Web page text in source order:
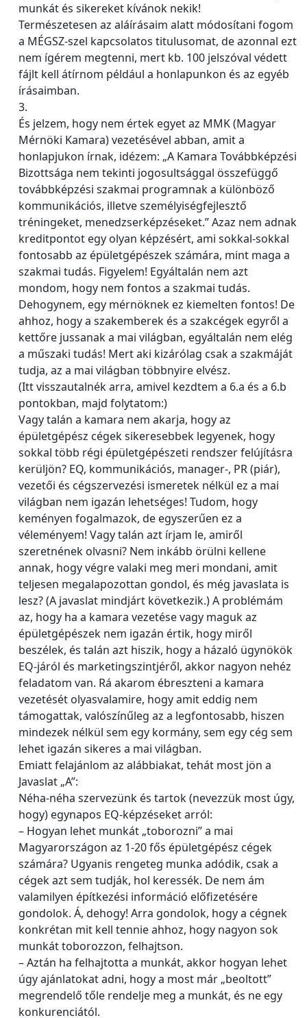
munkát és sikereket kívánok nekik!
Természetesen az aláírásaim alatt módosítani fogom
a MÉGSZ-szel kapcsolatos titulusomat, de azonnal ezt
nem ígérem megtenni, mert kb. 100 jelszóval védett
fájlt kell átírnom például a honlapunkon és az egyéb
írásaimban.
3.
És jelzem, hogy nem értek egyet az MMK (Magyar
Mérnöki Kamara) vezetésével abban, amit a
honlapjukon írnak, idézem: „A Kamara Továbbképzési
Bizottsága nem tekinti jogosultsággal összefüggő
továbbképzési szakmai programnak a különböző
kommunikációs, illetve személyiségfejlesztő
tréningeket, menedzserképzéseket.” Azaz nem adnak
kreditpontot egy olyan képzésért, ami sokkal-sokkal
fontosabb az épületgépészek számára, mint maga a
szakmai tudás. Figyelem! Egyáltalán nem azt
mondom, hogy nem fontos a szakmai tudás.
Dehogynem, egy mérnöknek ez kiemelten fontos! De
ahhoz, hogy a szakemberek és a szakcégek egyről a
kettőre jussanak a mai világban, egyáltalán nem elég
a műszaki tudás! Mert aki kizárólag csak a szakmáját
tudja, az a mai világban többnyire elvész.
(Itt visszautalnék arra, amivel kezdtem a 6.a és a 6.b
pontokban, majd folytatom:)
Vagy talán a kamara nem akarja, hogy az
épületgépész cégek sikeresebbek legyenek, hogy
sokkal több régi épületgépészeti rendszer felújításra
kerüljön? EQ, kommunikációs, manager-, PR (piár),
vezetői és cégszervezési ismeretek nélkül ez a mai
világban nem igazán lehetséges! Tudom, hogy
keményen fogalmazok, de egyszerűen ez a
véleményem! Vagy talán azt írjam le, amiről
szeretnének olvasni? Nem inkább örülni kellene
annak, hogy végre valaki meg meri mondani, amit
teljesen megalapozottan gondol, és még javaslata is
lesz? (A javaslat mindjárt következik.) A problémám
az, hogy ha a kamara vezetése vagy maguk az
épületgépészek nem igazán értik, hogy miről
beszélek, és talán azt hiszik, hogy a házaló ügynökök
EQ-járól és marketingszintjéről, akkor nagyon nehéz
feladatom van. Rá akarom ébreszteni a kamara
vezetését olyasvalamire, hogy amit eddig nem
támogattak, valószínűleg az a legfontosabb, hiszen
mindezek nélkül sem egy kormány, sem egy cég sem
lehet igazán sikeres a mai világban.
Emiatt felajánlom az alábbiakat, tehát most jön a
Javaslat „A”:
Néha-néha szervezünk és tartok (nevezzük most úgy,
hogy) egynapos EQ-képzéseket arról:
– Hogyan lehet munkát „toborozni” a mai
Magyarországon az 1-20 fős épületgépész cégek
számára? Ugyanis rengeteg munka adódik, csak a
cégek azt sem tudják, hol keressék. De nem ám
valamilyen építkezési információ előfizetésére
gondolok. Á, dehogy! Arra gondolok, hogy a cégnek
konkrétan mit kell tennie ahhoz, hogy nagyon sok
munkát toborozzon, felhajtson.
– Aztán ha felhajtotta a munkát, akkor hogyan lehet
úgy ajánlatokat adni, hogy a most már „beoltott”
megrendelő tőle rendelje meg a munkát, és ne egy
konkurenciától.